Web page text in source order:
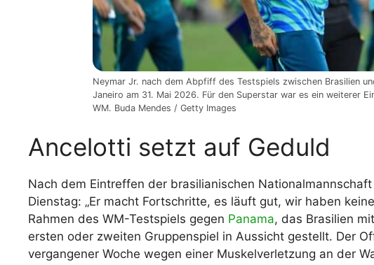
Neymar Jr. nach dem Abpfiff des Testspiels zwischen Brasilien
Janeiro am 31. Mai 2026. Für den Superstar war es ein weiterer
WM. Buda Mendes / Getty Images
Ancelotti setzt auf Geduld
Nach dem Eintreffen der brasilianischen
Dienstag: „Er macht Fortschritte, es läuft gut, wir haben
Rahmen des WM-Testspiels gegen Panama, das Brasilien
ersten oder zweiten Gruppenspiel in Aussicht gestellt. Der
vergangener Woche wegen einer Muskelverletzung an der